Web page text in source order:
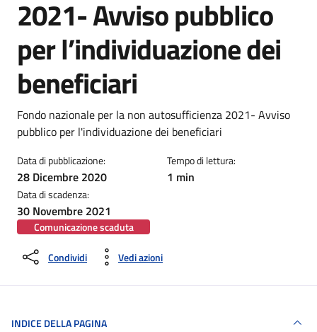
2021- Avviso pubblico
per l’individuazione dei
beneficiari
Dettagli della notizia
Fondo nazionale per la non autosufficienza 2021- Avviso
pubblico per l'individuazione dei beneficiari
Data di pubblicazione:
28 Dicembre 2020
Data di scadenza:
30 Novembre 2021
Comunicazione scaduta
Tempo di lettura:
1 min
Condividi Vedi azioni
INDICE DELLA PAGINA